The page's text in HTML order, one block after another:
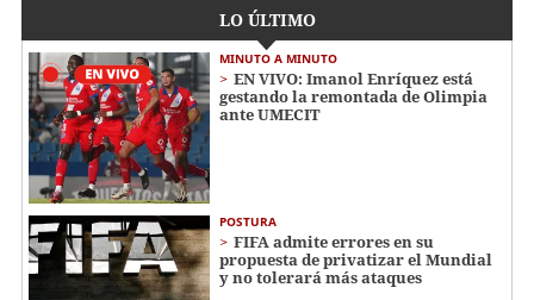
LO ÚLTIMO
MINUTO A MINUTO
EN VIVO: Imanol Enríquez está
gestando la remontada de Olimpia
ante UMECIT
POSTURA
FIFA admite errores en su
propuesta de privatizar el Mundial
y no tolerará más ataques